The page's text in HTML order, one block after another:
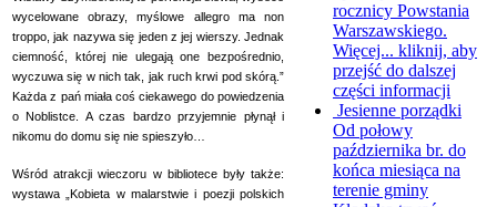
wycelowane obrazy, myślowe allegro ma non
troppo, jak nazywa się jeden z jej wierszy. Jednak
ciemność, której nie ulegają one bezpośrednio,
wyczuwa się w nich tak, jak ruch krwi pod skórą.”
Każda z pań miała coś ciekawego do powiedzenia
o Noblistce. A czas bardzo przyjemnie płynął i
nikomu do domu się nie spieszyło…
Wśród atrakcji wieczoru w bibliotece były także:
wystawa „Kobieta w malarstwie i poezji polskich
rocznicy Powstania
Warszawskiego.
Więcej... kliknij, aby
przejść do dalszej
części informacji
Jesienne porządki
Od połowy
października br. do
końca miesiąca na
terenie gminy